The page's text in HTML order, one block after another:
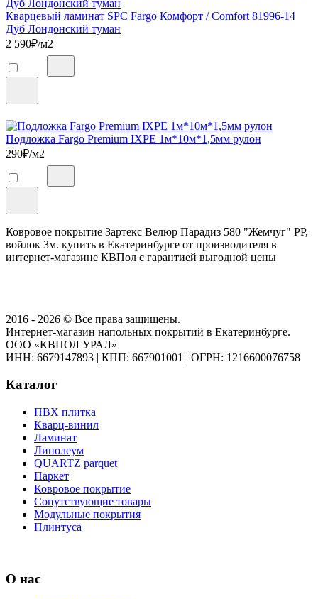
Кварцевый ламинат SPC Fargo Комфорт / Comfort 81996-14
Дуб Лондонский туман
2 590₽/м2
Подложка Fargo Premium IXPE 1м*10м*1,5мм рулон
290₽/м2
Ковровое покрытие Зартекс Велюр Парадиз 580 "Жемчуг" PP,
войлок 3м. купить в Екатеринбурге от производителя в
интернет-магазине КВПол с гарантией выгодной цены
2016 - 2026 © Все права защищены.
Интернет-магазин напольных покрытий в Екатеринбурге.
ООО «КВПОЛ УРАЛ»
ИНН: 6679147893 | КПП: 667901001 | ОГРН: 1216600076758
Каталог
ПВХ плитка
Кварц-винил
Ламинат
Линолеум
QUARTZ parquet
Паркет
Ковровое покрытие
Сопутствующие товары
Модульные покрытия
Плинтуса
О нас